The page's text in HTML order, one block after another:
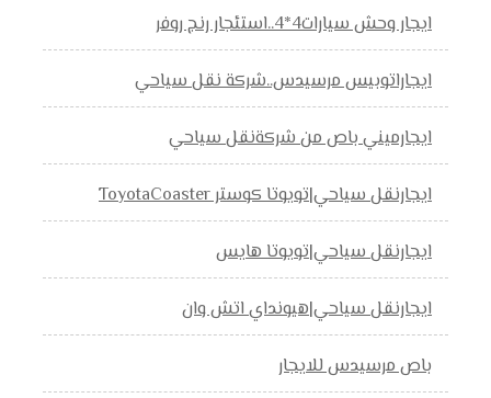
ايجار وحش سيارات4*4..استئجار رنج روفر
ايجاراتوبيس مرسيدس..شركة نقل سياحي
ايجارميني باص من شركةنقل سياحي
ايجارنقل سياحي|تويوتا كوستر ToyotaCoaster
ايجارنقل سياحي|تويوتا هايس
ايجارنقل سياحي|هيونداي اتش وان
باص مرسيدس للايجار